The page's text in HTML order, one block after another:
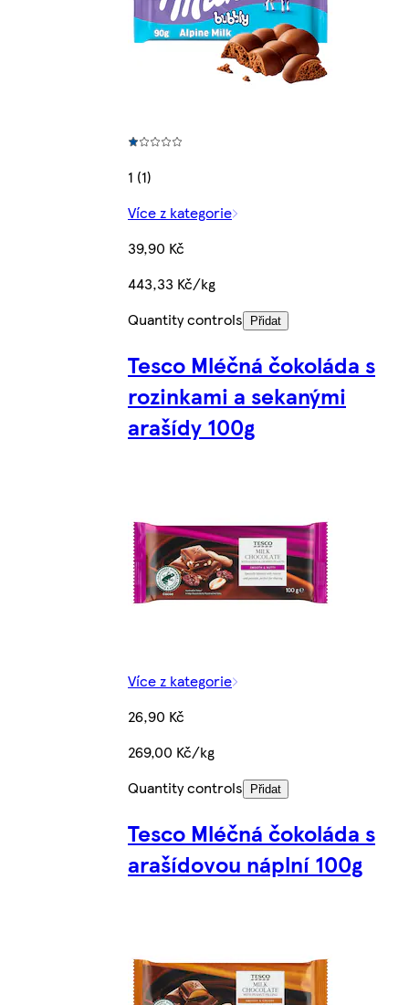
1 (1)
Více z kategorie
39,90 Kč
443,33 Kč/kg
Quantity controls
Přidat
Tesco Mléčná čokoláda s
rozinkami a sekanými
arašídy 100g
Více z kategorie
26,90 Kč
269,00 Kč/kg
Quantity controls
Přidat
Tesco Mléčná čokoláda s
arašídovou náplní 100g